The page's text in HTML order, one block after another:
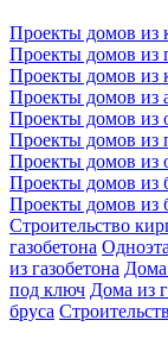
Проекты домов из
Проекты домов из
Проекты домов из
Проекты домов из
Проекты домов из
Проекты домов из
Проекты домов из
Проекты домов из
Проекты домов из
Строительство
газобетона
из газобетона Дома
под ключ Дома из
бруса